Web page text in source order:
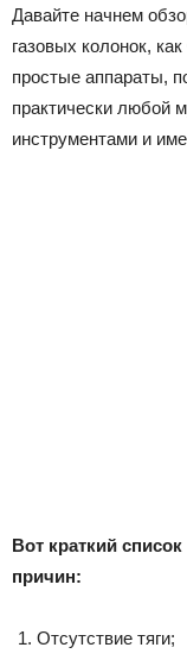
Давайте начнем
газовых колонок,
простые аппараты,
практически любой
инструментами и
Вот краткий
причин:
Отсутствие тяги;